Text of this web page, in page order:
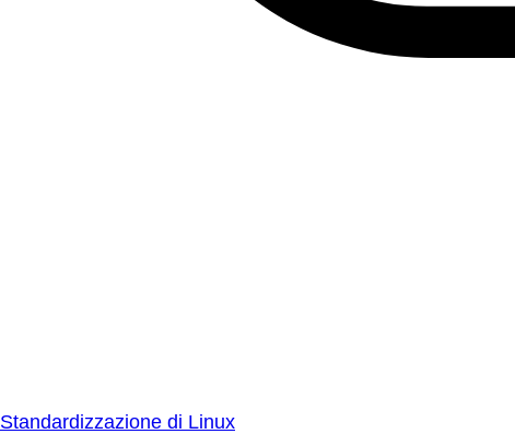
Standardizzazione di Linux